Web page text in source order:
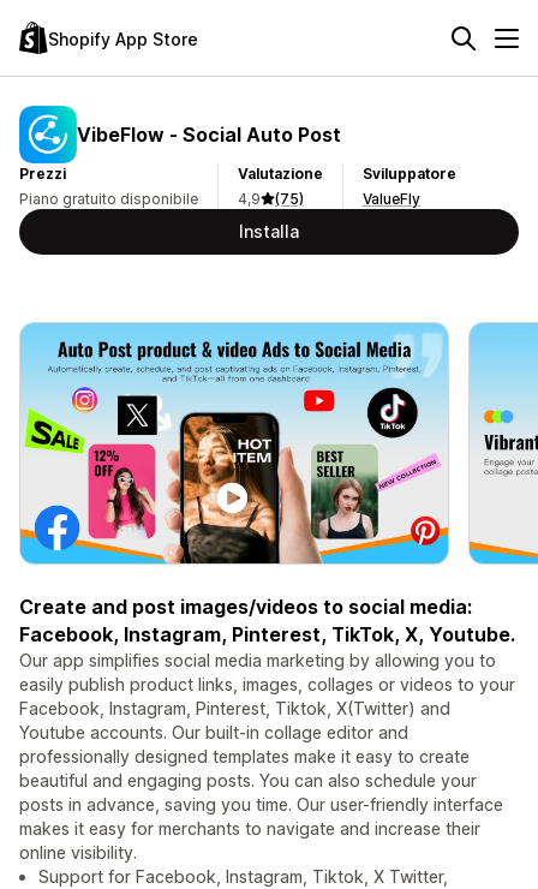
Shopify App Store
VibeFlow ‑ Social Auto Post
Prezzi
Piano gratuito disponibile
Valutazione
4,9
(75)
Sviluppatore
ValueFly
Installa
Create and post images/videos to social media:
Facebook, Instagram, Pinterest, TikTok, X, Youtube.
Our app simplifies social media marketing by allowing you to
easily publish product links, images, collages or videos to your
Facebook, Instagram, Pinterest, Tiktok, X(Twitter) and
Youtube accounts. Our built-in collage editor and
professionally designed templates make it easy to create
beautiful and engaging posts. You can also schedule your
posts in advance, saving you time. Our user-friendly interface
makes it easy for merchants to navigate and increase their
online visibility.
Support for Facebook, Instagram, Tiktok, X Twitter,